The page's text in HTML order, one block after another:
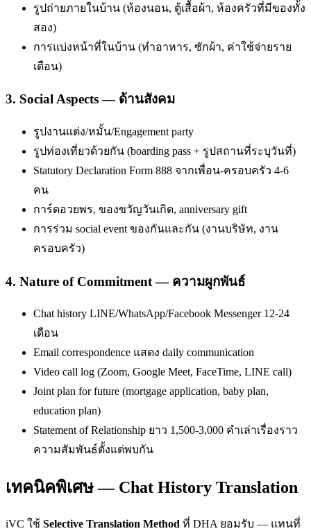
รูปถ่ายภายในบ้าน (ห้องนอน, ตู้เสื้อผ้า, ห้องครัวที่มีของทั้ง
สอง)
การแบ่งหน้าที่ในบ้าน (ทำอาหาร, ซักผ้า, ค่าใช้จ่ายราย
เดือน)
3. Social Aspects — ด้านสังคม
รูปงานแต่ง/หมั้น/Engagement party
รูปท่องเที่ยวด้วยกัน (boarding pass + รูปสถานที่ระบุวันที่)
Statutory Declaration Form 888 จากเพื่อน-ครอบครัว 4-6
คน
การ์ดอวยพร, ของขวัญวันเกิด, anniversary gift
การร่วม social event ของกันและกัน (งานบริษัท, งาน
ครอบครัว)
4. Nature of Commitment — ความผูกพันธ์
Chat history LINE/WhatsApp/Facebook Messenger 12-24
เดือน
Email correspondence แสดง daily communication
Video call log (Zoom, Google Meet, FaceTime, LINE call)
Joint plan for future (mortgage application, baby plan,
education plan)
Statement of Relationship ยาว 1,500-3,000 คำเล่าเรื่องราว
ความสัมพันธ์ตั้งแต่พบกัน
เทคนิคพิเศษ — Chat History Translation
iVC ใช้ Selective Translation Method ที่ DHA ยอมรับ — แทนที่